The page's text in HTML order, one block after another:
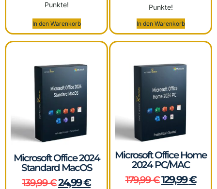
Punkte!
In den Warenkorb
Punkte!
In den Warenkorb
Microsoft Office 2024
Standard MacOS
139,99€24,99€
Microsoft Office Home
2024 PC/MAC
179,99€129,99€